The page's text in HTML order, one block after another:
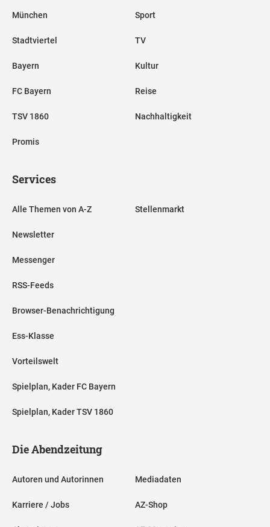
München
Stadtviertel
Bayern
FC Bayern
TSV 1860
Promis
Sport
TV
Kultur
Reise
Nachhaltigkeit
Services
Alle Themen von A-Z
Newsletter
Messenger
RSS-Feeds
Browser-Benachrichtigung
Ess-Klasse
Vorteilswelt
Spielplan, Kader FC Bayern
Spielplan, Kader TSV 1860
Stellenmarkt
Die Abendzeitung
Autoren und Autorinnen
Karriere / Jobs
Mediadaten
AZ-Shop